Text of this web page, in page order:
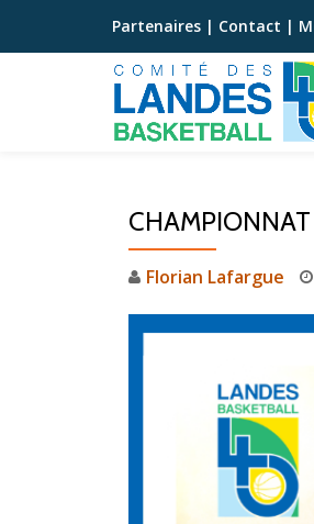
Aller
Partenaires | Contact |
Florian Lafargue